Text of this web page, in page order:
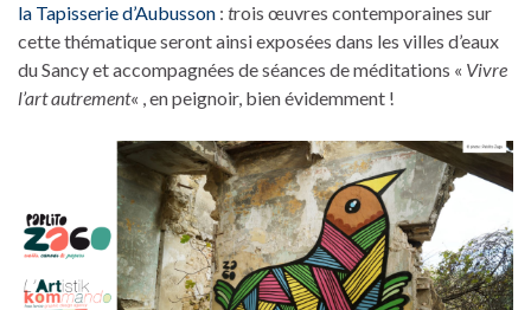
la Tapisseried’Aubusson : trois œuvres contemporaines sur
cette thématique seront ainsi exposées dans les villes d’eaux
du Sancy et accompagnées de séances de méditations « Vivre
l’art autrement« , en peignoir, bien évidemment !